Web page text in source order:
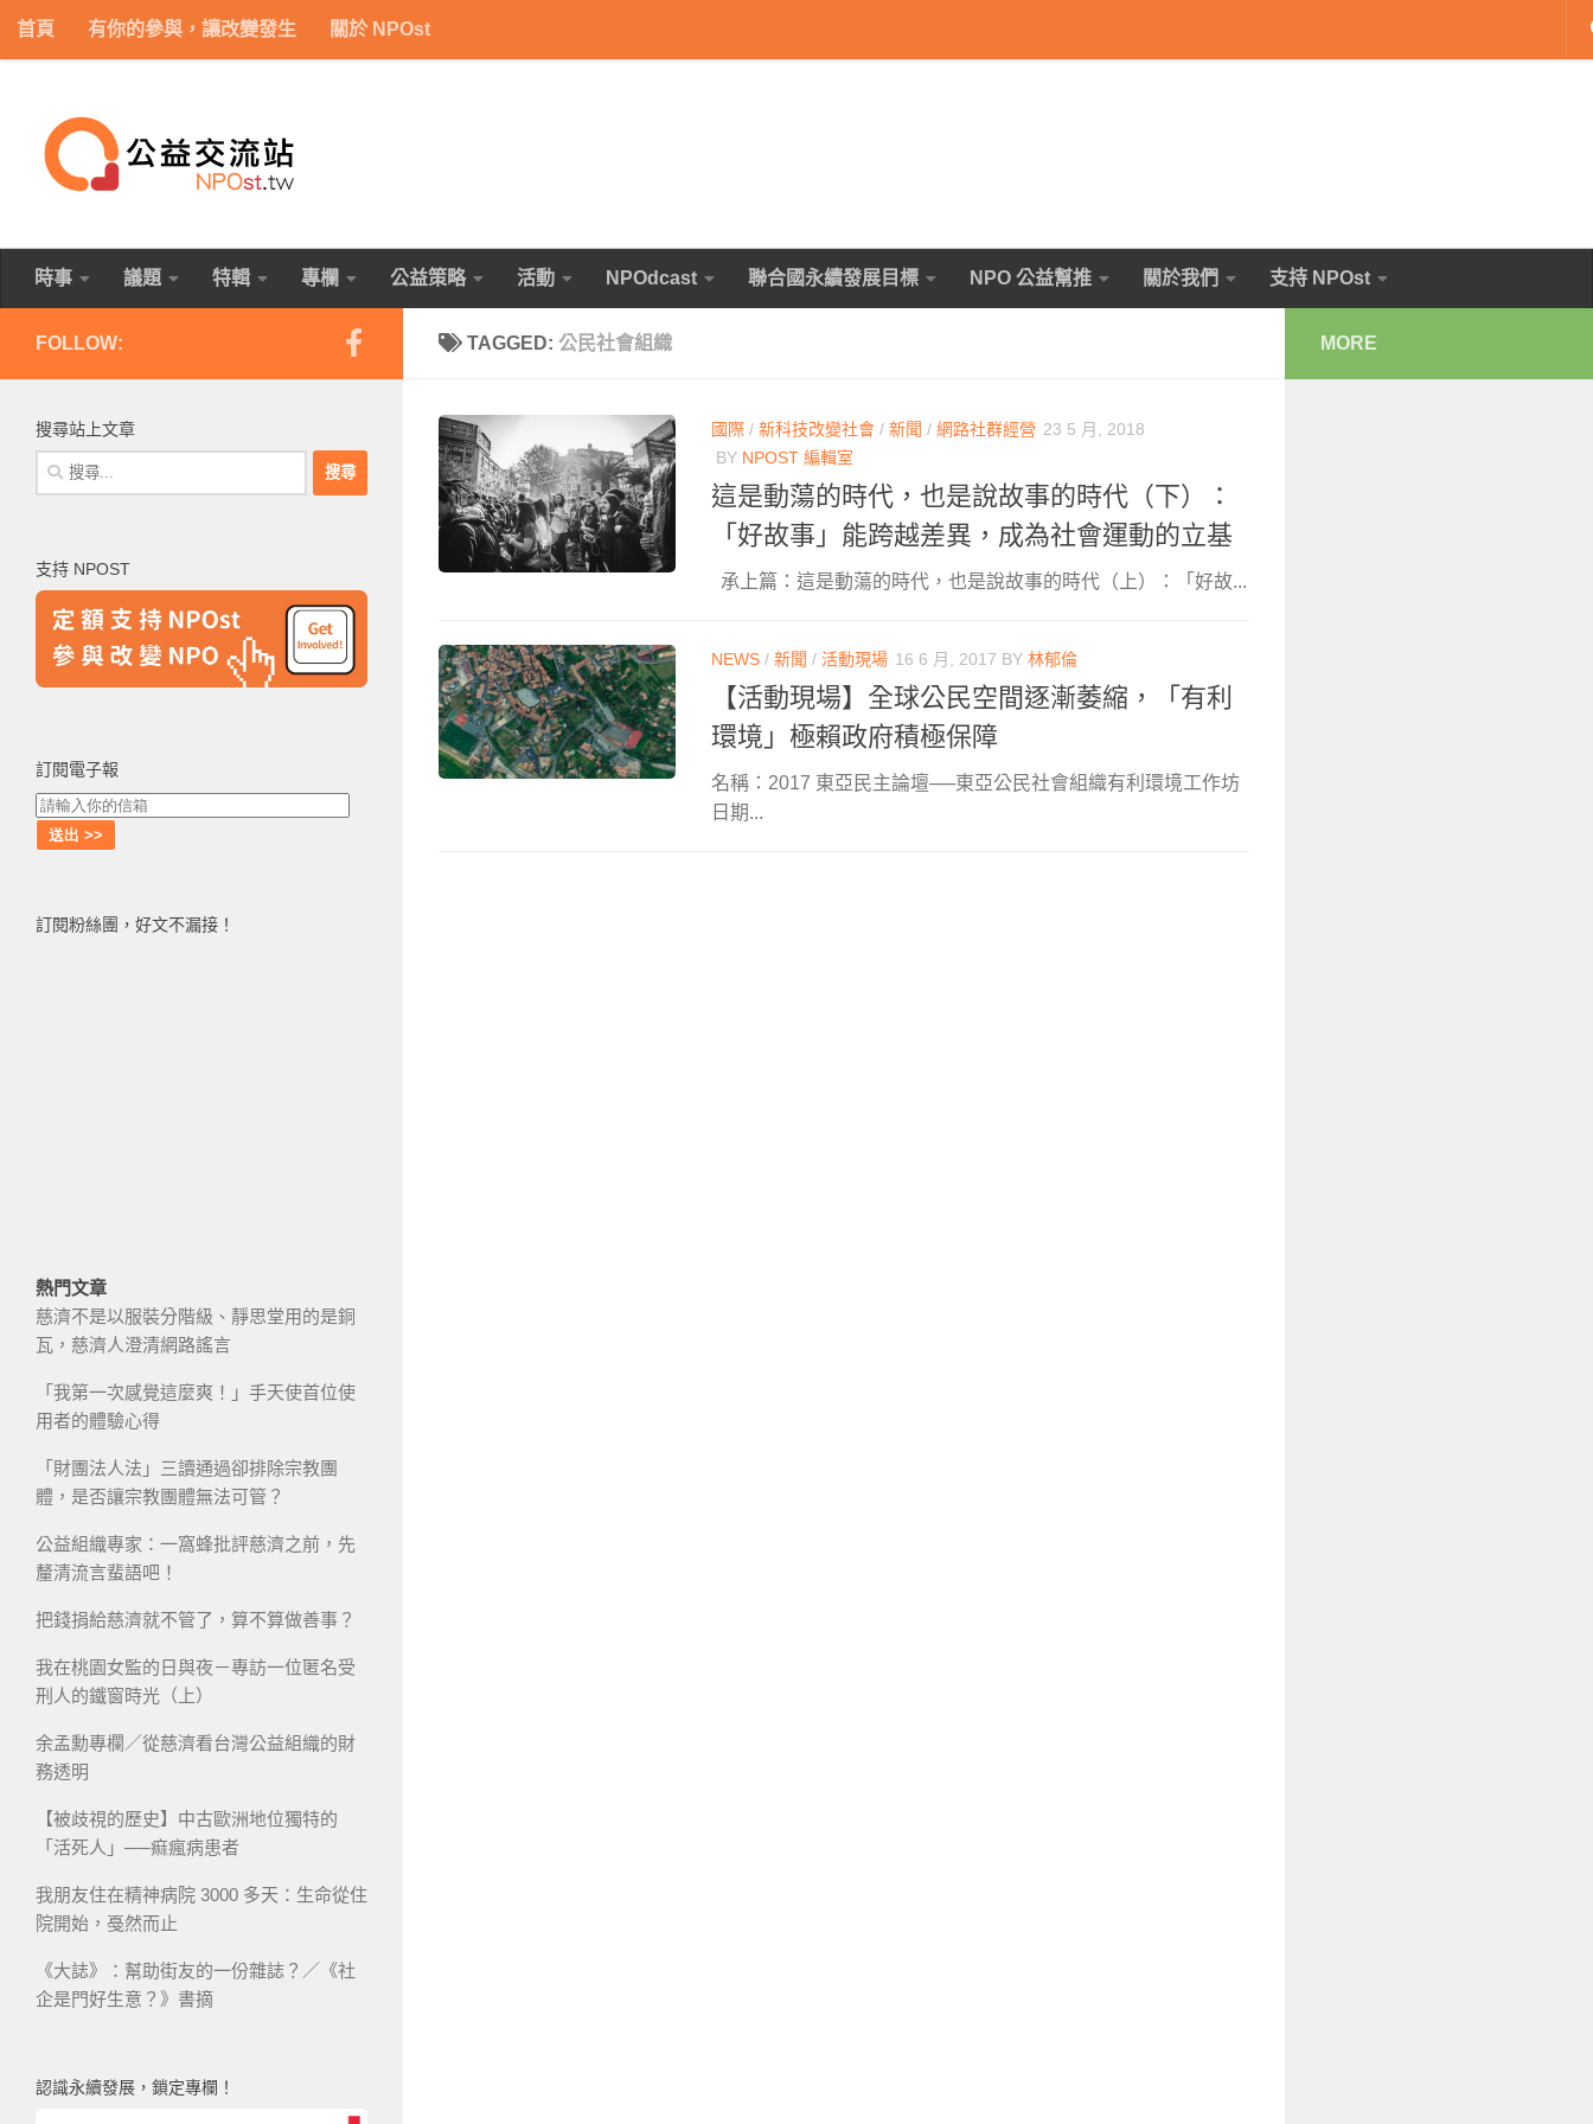
Skip to content
首頁 有你的參與，讓改變發生 關於 NPOst
時事 議題 特輯 專欄 公益策略 活動 NPOdcast 聯合國永續發展目標 NPO 公益幫推 關於我們 支持 NPOst
TAGGED: 公民社會組織
國際 / 新科技改變社會 / 新聞 / 網路社群經營 23 5 月, 2018
BY NPOST 編輯室
這是動蕩的時代，也是說故事的時代（下）：
「好故事」能跨越差異，成為社會運動的立基
承上篇：這是動蕩的時代，也是說故事的時代（上）：「好故...
NEWS / 新聞 / 活動現場 16 6 月, 2017 BY 林郁倫
【活動現場】全球公民空間逐漸萎縮，「有利
環境」極賴政府積極保障
名稱：2017 東亞民主論壇──東亞公民社會組織有利環境工作坊
日期...
FOLLOW:
搜尋站上文章
搜
尋
字:
支持 NPOST
訂閱電子報
訂閱粉絲團，好文不漏接！
熱門文章
慈濟不是以服裝分階級、靜思堂用的是銅
瓦，慈濟人澄清網路謠言
「我第一次感覺這麼爽！」手天使首位使
用者的體驗心得
「財團法人法」三讀通過卻排除宗教團
體，是否讓宗教團體無法可管？
公益組織專家：一窩蜂批評慈濟之前，先
釐清流言蜚語吧！
把錢捐給慈濟就不管了，算不算做善事？
我在桃園女監的日與夜－專訪一位匿名受
刑人的鐵窗時光（上）
余孟勳專欄／從慈濟看台灣公益組織的財
務透明
【被歧視的歷史】中古歐洲地位獨特的
「活死人」──痲瘋病患者
我朋友住在精神病院 3000 多天：生命從住
院開始，戞然而止
《大誌》：幫助街友的一份雜誌？／《社
企是門好生意？》書摘
認識永續發展，鎖定專欄！
MORE